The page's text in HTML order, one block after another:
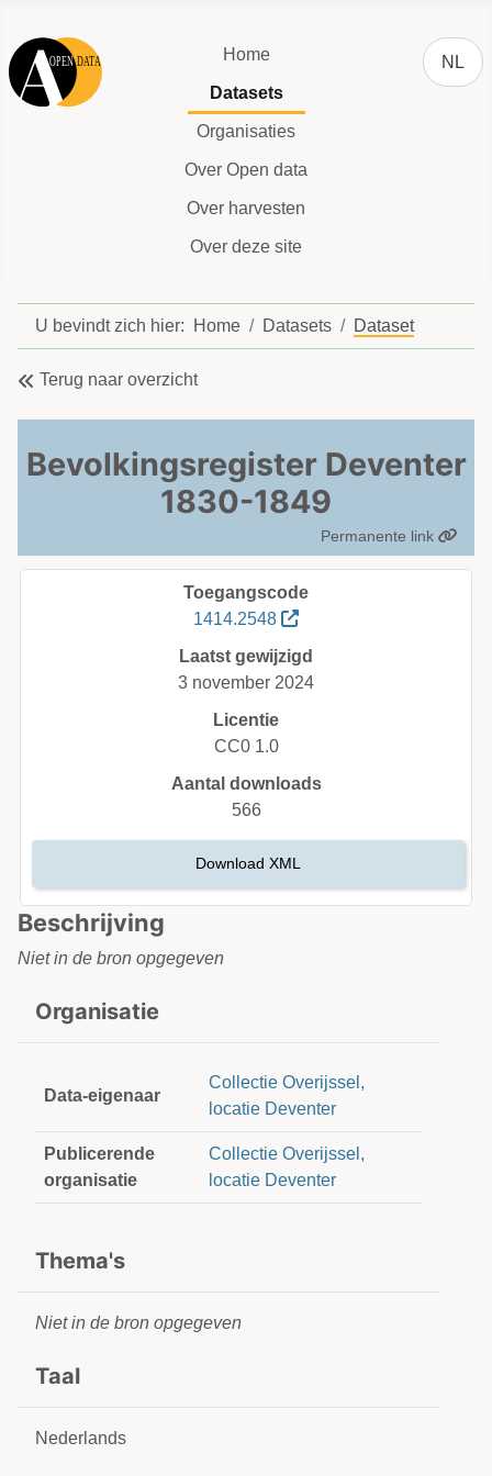
Home
Datasets
Organisaties
Over Open data
Over harvesten
Over deze site
NL
U bevindt zich hier: Home Datasets Dataset
Terug naar overzicht
Bevolkingsregister Deventer
1830-1849
Permanente link
Beschrijving
Niet in de bron opgegeven
Organisatie
Data-eigenaar
Collectie Overijssel,
locatie Deventer
Publicerende
organisatie
Collectie Overijssel,
locatie Deventer
Thema's
Niet in de bron opgegeven
Taal
Nederlands
Toegangscode
1414.2548
Laatst gewijzigd
3 november 2024
Licentie
CC0 1.0
Aantal downloads
566
Download XML